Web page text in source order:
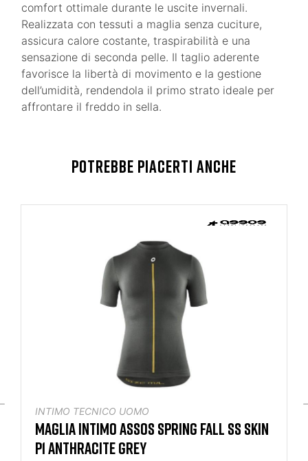
comfort ottimale durante le uscite invernali.
Realizzata con tessuti a maglia senza cuciture,
assicura calore costante, traspirabilità e una
sensazione di seconda pelle. Il taglio aderente
favorisce la libertà di movimento e la gestione
dell’umidità, rendendola il primo strato ideale per
affrontare il freddo in sella.
POTREBBE PIACERTI ANCHE
INTIMO TECNICO UOMO
MAGLIA INTIMO ASSOS SPRING FALL SS SKIN
P1 ANTHRACITE GREY